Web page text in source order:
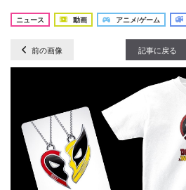
ニュース
動画 アニメ/ゲーム
前の画像 記事に戻る